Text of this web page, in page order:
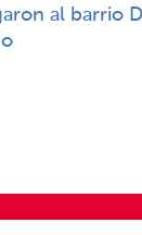
al barrio